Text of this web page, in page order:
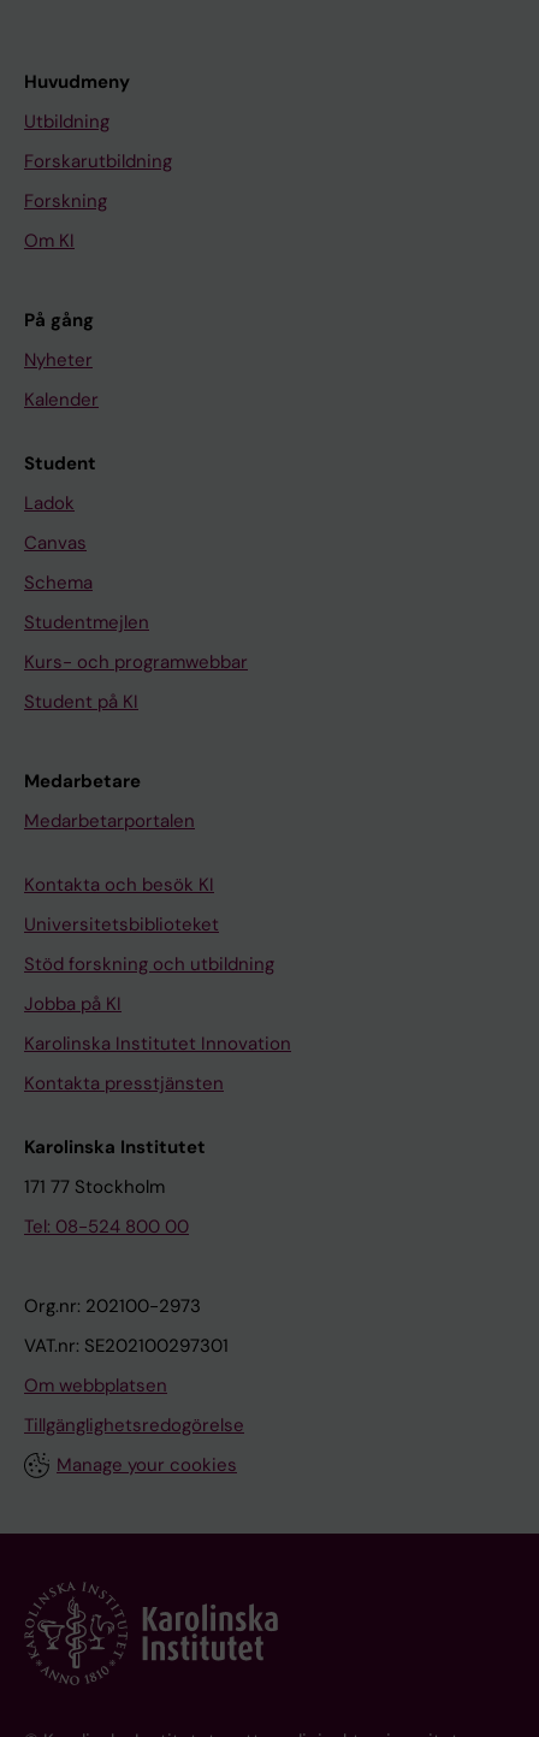
Huvudmeny
Utbildning
Forskarutbildning
Forskning
Om KI
På gång
Nyheter
Kalender
Student
Ladok
Canvas
Schema
Studentmejlen
Kurs- och programwebbar
Student på KI
Medarbetare
Medarbetarportalen
Kontakta och besök KI
Universitetsbiblioteket
Stöd forskning och utbildning
Jobba på KI
Karolinska Institutet Innovation
Kontakta presstjänsten
Karolinska Institutet
171 77 Stockholm
Tel: 08-524 800 00
Org.nr: 202100-2973
VAT.nr: SE202100297301
Om webbplatsen
Tillgänglighetsredogörelse
Manage your cookies